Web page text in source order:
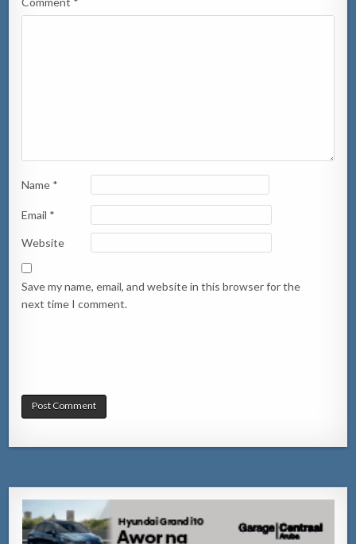
Name *
Email *
Website
Save my name, email, and website in this browser for the
next time I comment.